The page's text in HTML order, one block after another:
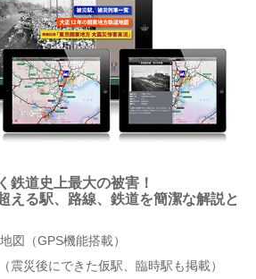
鉄道史上最大の被害！
える駅、路線、鉄道を簡潔な解説と
図（GPS機能搭載）
震災後にできた仮駅、臨時駅も掲載）